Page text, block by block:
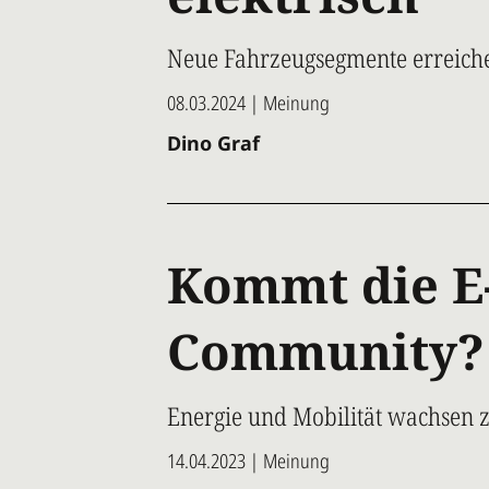
Neue Fahrzeugsegmente
08.03.2024 | Meinung
Dino Graf
Kommt die
Community?
Energie und Mobilität wachsen
14.04.2023 | Meinung